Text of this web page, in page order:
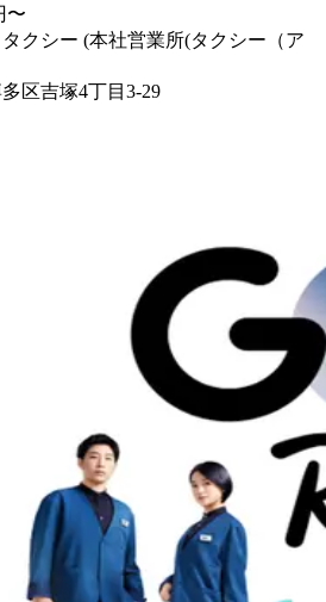
〜
クシー (本社営業所(タクシー（ア
区吉塚4丁目3-29